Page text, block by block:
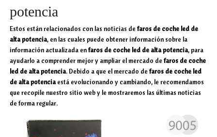
potencia
Estos están relacionados con las noticias de faros de coche led de
alta potencia, en las cuales puede obtener información sobre la
información actualizada enfaros de coche led de alta potencia, para
ayudarlo a comprender mejor y ampliar el mercado de faros de coche
led de alta potencia. Debido a que el mercado de faros de coche led
de alta potenciaestá evolucionando y cambiando, le recomendamos
que recopile nuestro sitio web y le mostraremos las últimas noticias
de forma regular.